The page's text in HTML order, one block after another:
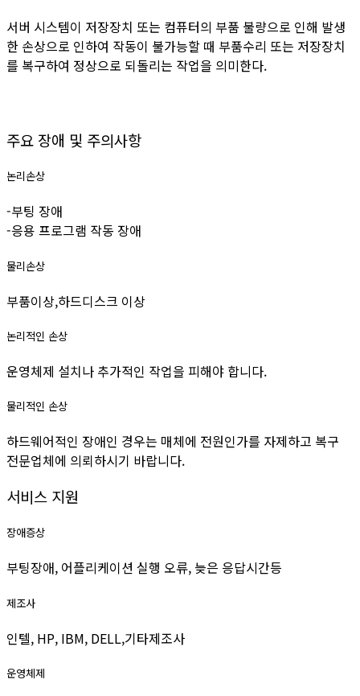
서버 시스템이 저장장치 또는 컴퓨터의 부품 불량으로 인해 발생
한 손상으로 인하여 작동이 불가능할 때 부품수리 또는 저장장치
를 복구하여 정상으로 되돌리는 작업을 의미한다.
주요 장애 및 주의사항
논리손상
-부팅 장애
-응용 프로그램 작동 장애
물리손상
부품이상,하드디스크 이상
논리적인 손상
운영체제 설치나 추가적인 작업을 피해야 합니다.
물리적인 손상
하드웨어적인 장애인 경우는 매체에 전원인가를 자제하고 복구
전문업체에 의뢰하시기 바랍니다.
서비스 지원
장애증상
부팅장애, 어플리케이션 실행 오류, 늦은 응답시간등
제조사
인텔, HP, IBM, DELL,기타제조사
운영체제